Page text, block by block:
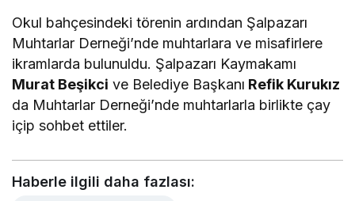
Okul bahçesindeki törenin ardından Şalpazarı
Muhtarlar Derneği’nde muhtarlara ve misafirlere
ikramlarda bulunuldu. Şalpazarı Kaymakamı
Murat Beşikci ve Belediye Başkanı Refik Kurukız
da Muhtarlar Derneği’nde muhtarlarla birlikte çay
içip sohbet ettiler.
Haberle ilgili daha fazlası: